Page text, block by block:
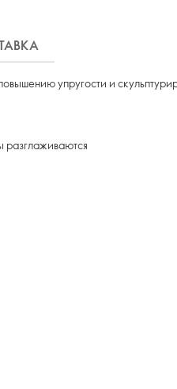
упругости и
разглаживаются